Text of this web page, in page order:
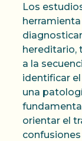
Los
hereditario,
a la
identificar
una
orientar el